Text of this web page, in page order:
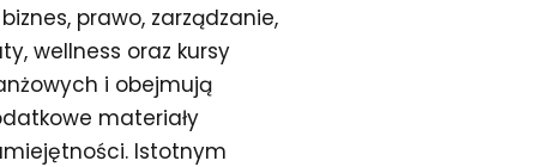
prawo, zarządzanie,
wellness oraz kursy
i obejmują
materiały
Istotnym